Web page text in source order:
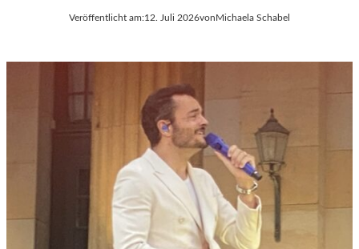
Veröffentlicht am:12. Juli 2026von Michaela Schabel